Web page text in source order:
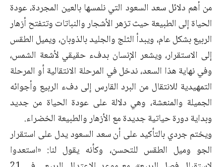
من أهم دلائل سعد السعود التي نلمسها بالعين المجردة، عودة
الحياة إلى الطبيعة حيث تزهر الأشجار والنباتات وتتفتح أزهار
الربيع بشكل عام، ويبدأ الثلج والجليد بالذوبان، ويميل الطقس
إلى الاستقرار، ويشعر الإنسان بدفء حقيقي لأشعة الشمس،
وفي نهاية هذا السعد، ندخل في المرحلة الانتقالية أو المرحلة
التمهيدية للانتقال من البرد القارس إلى دفء الربيع وأجوائه
الجميلة والمنعشة، وهي دلالة على عودة الحياة من جديد
وبداية دورة حياتية جديدة مع الأزهار والطبيعة الخضراء.
ويختم جردي بالتأكيد على أن سعد السعود يدل على استقرار
الجو وميل الطقس للتحسن، وكأنه يقول لنا: «استعدوا